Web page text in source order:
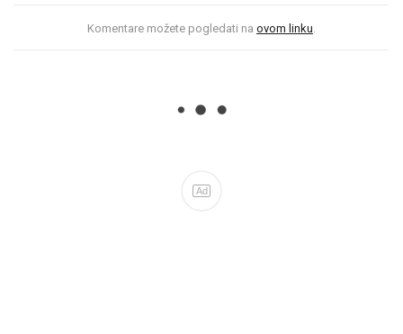
Komentare možete pogledati na ovom linku.
Ad